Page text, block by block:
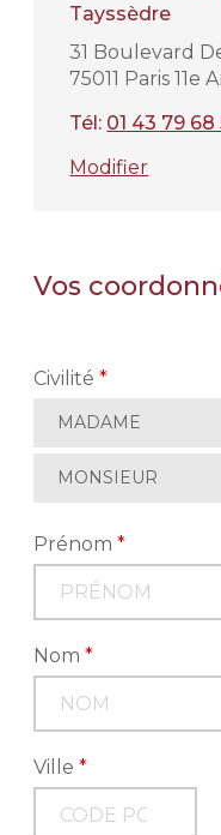
Tayssèdre
31 Boulevard
75011 Paris 11e
Tél: 01 43 79 68
Modifier
Vos
Civilité*
MADAME
MONSIEUR
Prénom*
Nom*
Ville*